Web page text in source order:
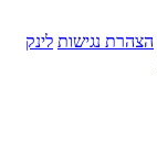
הצהרת נגישות לינק